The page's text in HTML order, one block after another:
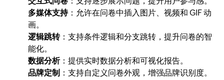
多媒体支持：允许在问卷中插入图片、视频和 GIF 动
画。
逻辑跳转：支持条件逻辑和分支跳转，提升问卷的智
能化。
数据分析：提供实时数据分析和可视化报告。
品牌定制 ：支持自定义问卷外观，增强品牌识别度。